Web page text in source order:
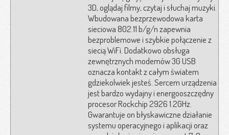
3D, oglądaj filmy, czytaj i słuchaj muzyki.
Wbudowana bezprzewodowa karta
sieciowa 802.11 b/g/n zapewnia
bezproblemowe i szybkie połączenie z
siecią WiFi. Dodatkowo obsługa
zewnętrznych modemów 3G USB
oznacza kontakt z całym światem
gdziekolwiek jesteś. Sercem urządzenia
jest bardzo wydajny i energooszczędny
procesor Rockchip 2926 1.2GHz.
Gwarantuje on błyskawiczne działanie
systemu operacyjnego i aplikacji oraz